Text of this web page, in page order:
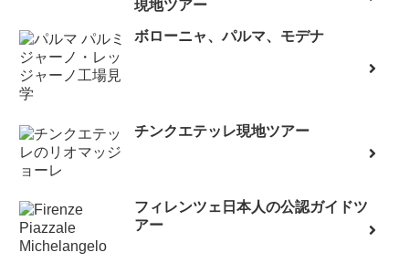
現地ツアー
ボローニャ、パルマ、モデナ
チンクエテッレ現地ツアー
フィレンツェ日本人の公認ガイドツ
アー